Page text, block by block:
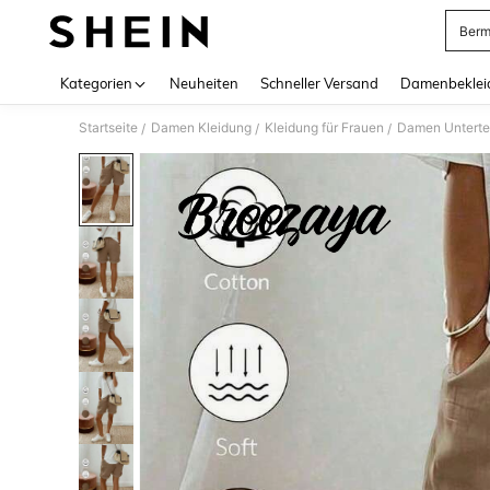
Kategorien Neuheiten Schneller Versand
Startseite / Damen Kleidung / Kleidung für Frauen / Damen